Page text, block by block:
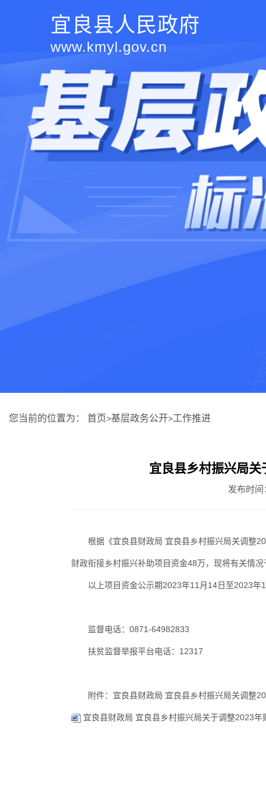
宜良县人民政府
www.kmyl.gov.cn
您当前的位置为： 首页>基层政务公开>工作推进
宜良县乡村振兴局
发布时间
根据《宜良县财政局 宜良县乡村振兴局关调整
财政衔接乡村振兴补助项目资金48万，现将有关情
以上项目资金公示期2023年11月14日至2023
监督电话：0871-64982833
扶贫监督举报平台电话：12317
附件：宜良县财政局 宜良县乡村振兴局关调整
宜良县财政局 宜良县乡村振兴局关于调整2023